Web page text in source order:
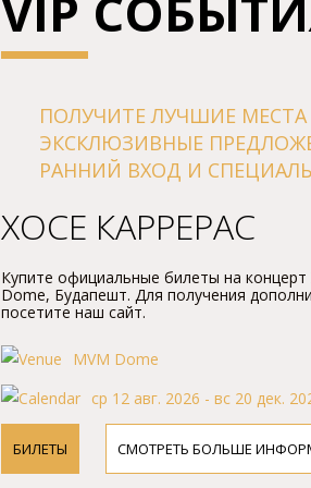
ПОЛУЧИТЕ ЛУЧШИЕ МЕСТА
ЭКСКЛЮЗИВНЫЕ
РАННИЙ ВХОД И
ХОСЕ КАРРЕРАС
Купите официальные билеты на концерт
Dome, Будапешт. Для получения
посетите наш сайт.
MVM Dome
ср 12 авг. 2026 - вс 20 дек.
БИЛЕТЫ СМОТРЕТЬ БОЛЬШЕ